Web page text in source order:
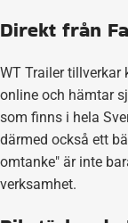
Direkt från
WT Trailer
online och hämtar
som finns i hela
därmed också ett
omtanke" är inte
verksamhet.